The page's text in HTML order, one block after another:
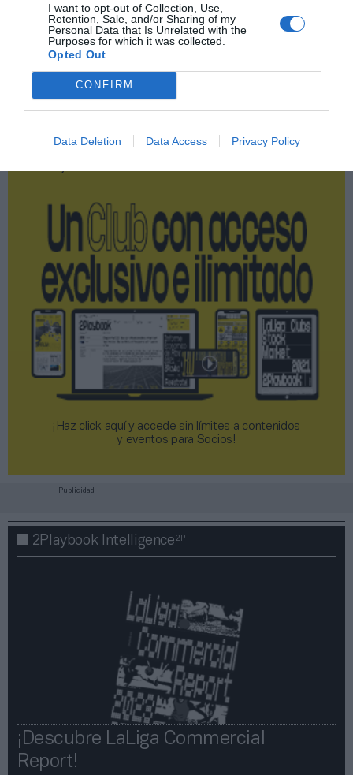
I want to opt-out of Collection, Use,
Retention, Sale, and/or Sharing of my
Personal Data that Is Unrelated with the
Purposes for which it was collected.
Opted Out
CONFIRM
Data Deletion Data Access Privacy Policy
Índex2P
FEB
¡Haz click aquí y accede sin límites a contenidos
y eventos para Socios!​​​​​​​
Publicidad
2Playbook Intelligence2P
¡Descubre LaLiga Commercial
Report!​​